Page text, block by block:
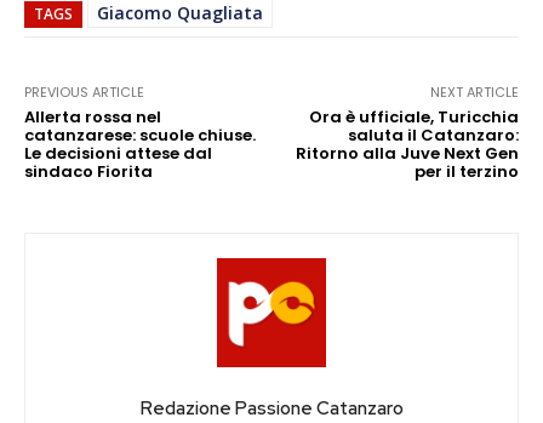
TAGS Giacomo Quagliata
PREVIOUS ARTICLE
Allerta rossa nel
catanzarese: scuole chiuse.
Le decisioni attese dal
sindaco Fiorita
NEXT ARTICLE
Ora è ufficiale, Turicchia
saluta il Catanzaro:
Ritorno alla Juve Next Gen
per il terzino
Redazione Passione Catanzaro